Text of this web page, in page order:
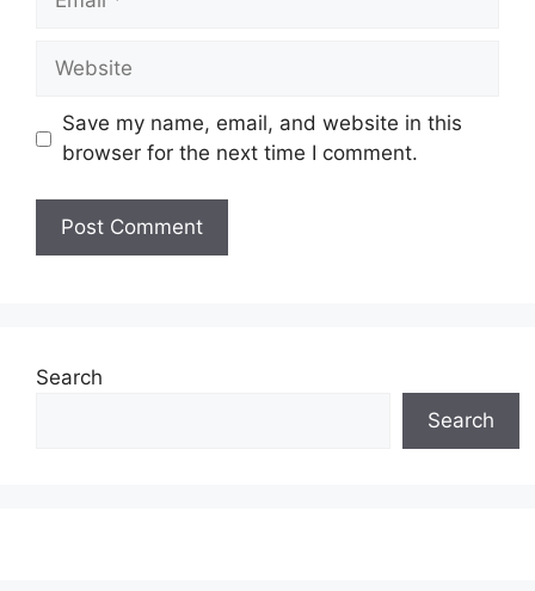
Website
Save my name, email, and website in this
browser for the next time I comment.
Search
Search